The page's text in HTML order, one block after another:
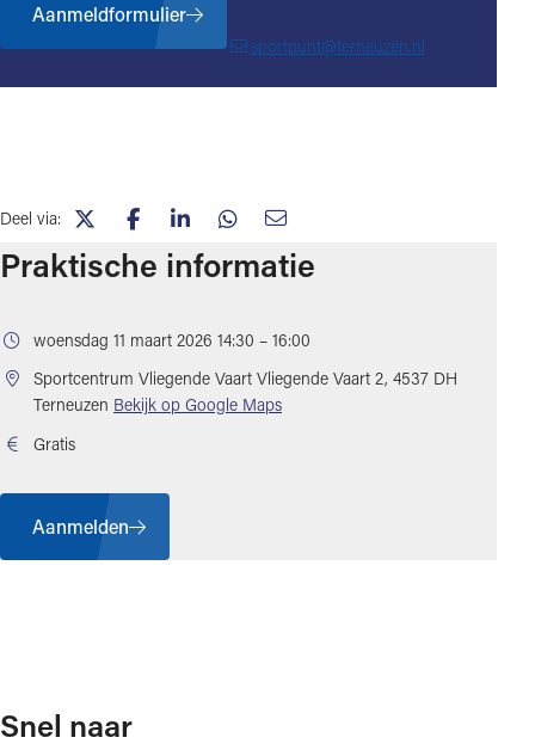
Aanmeldformulier
sportpunt@terneuzen.nl
Deel via:
(opent in nieuw tabblad)
(opent in nieuw tabblad)
(opent in nieuw tabblad)
(opent in nieuw tabblad)
(opent in nieuw tabblad)
Praktische informatie
woensdag 11 maart 2026 14:30 – 16:00
Sportcentrum Vliegende Vaart Vliegende Vaart 2, 4537 DH
Terneuzen Bekijk op Google Maps(opent in nieuw tabblad)
Gratis
Aanmelden
Snel naar